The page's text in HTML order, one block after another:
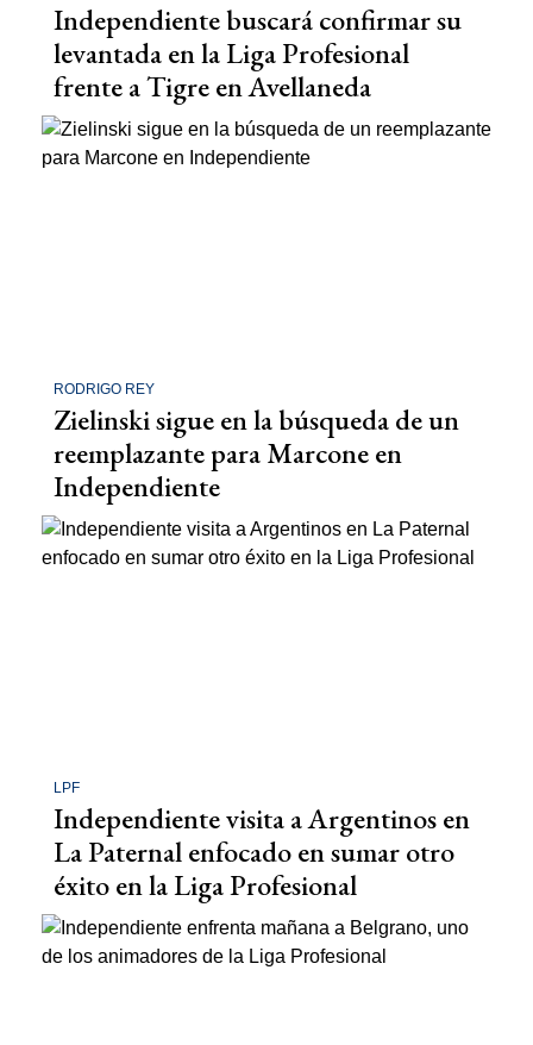
Independiente buscará confirmar su
levantada en la Liga Profesional
frente a Tigre en Avellaneda
RODRIGO REY
Zielinski sigue en la búsqueda de un
reemplazante para Marcone en
Independiente
LPF
Independiente visita a Argentinos en
La Paternal enfocado en sumar otro
éxito en la Liga Profesional